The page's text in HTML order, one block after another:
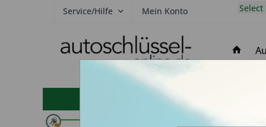
Service/Hilfe Mein Konto Select
hohe Kundenzufriedenheit